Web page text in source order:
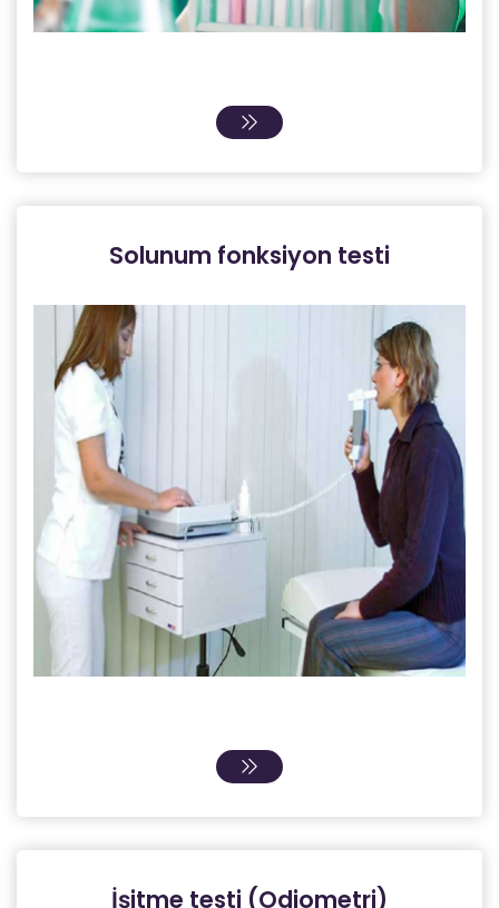
Solunum fonksiyon testi
İşitme testi (Odiometri)